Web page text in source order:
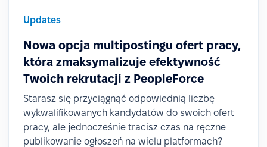
Updates
Nowa opcja multipostingu ofert pracy,
która zmaksymalizuje efektywność
Twoich rekrutacji z PeopleForce
Starasz się przyciągnąć odpowiednią liczbę
wykwalifikowanych kandydatów do swoich ofert
pracy, ale jednocześnie tracisz czas na ręczne
publikowanie ogłoszeń na wielu platformach?